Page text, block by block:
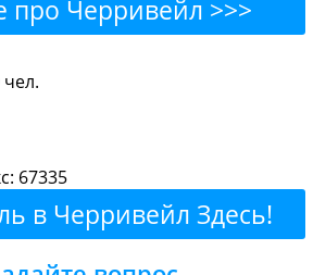
про Черривейл >>>
- Где поесть
Кафе
Супермаркеты
67335
в Черривейл Здесь!